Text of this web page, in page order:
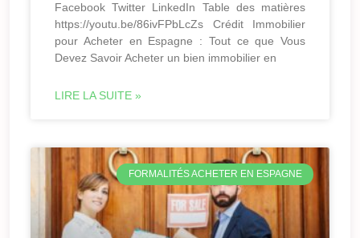
Facebook Twitter LinkedIn Table des matières
https://youtu.be/86ivFPbLcZs Crédit Immobilier
pour Acheter en Espagne : Tout ce que Vous
Devez Savoir Acheter un bien immobilier en
LIRE LA SUITE »
FORMALITÉS ACHETER EN ESPAGNE